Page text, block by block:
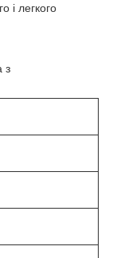
і легкого
з